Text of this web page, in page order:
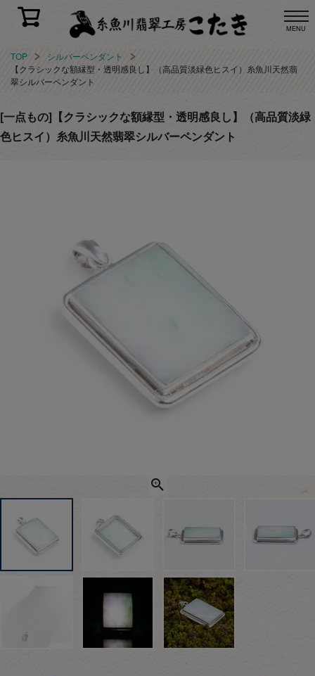
MENU
TOP
シルバーペンダント
【クラシックな額縁型・透明感良し】（高品質淡緑色ヒスイ）糸魚川天然翡
翠シルバーペンダント
[一点もの]【クラシックな額縁型・透明感良し】（高品質淡緑
色ヒスイ）糸魚川天然翡翠シルバーペンダント